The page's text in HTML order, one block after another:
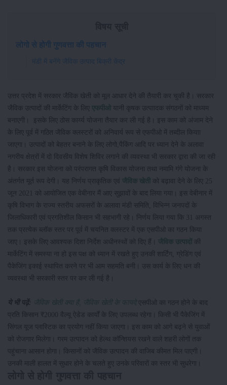
लोगो से होगी गुणवत्ता की पहचान
मंडी में बनेंगे जैविक उत्पाद बिक्री केंद्र
उत्तर प्रदेश में सरकार जैविक खेती को मूल आधार देने की तैयारी कर चुकी है। सरकार
जैविक उत्पादों की मार्केटिंग के लिए एफपीओ यानी कृषक उत्पाादक संगठनों को माध्यम
बनाएगी। इसके लिए ठोस कार्य्य योजना तैयार कर ली गई है। इस काम को अंजाम देने
के लिए पूर्व में गठित जैविक क्लस्टरों को अनिवार्य रूप से एफपीओ में तब्दील कियाा
जाएगा। उत्पादों को बेहतर बनाने के लिए लोगो,पैकिंग आदि पर ध्यान देने के अलावा
नगरीय क्षेत्रों में दो दिवसीय विशेष शिविर लगाने की व्यवस्था भी सरकार द्वारा की जा रही
है। सरकार इस योजना को परंपरागत कृषि विकास योजना तथा नमामि गंगे योजना के
अंतर्गत मूर्त रूप देगी। यह निर्णय प्राकृतिक एवं जैविक खेती
को बढ़ावा देने के लिए 25
जून 2021 को आयोजित एक वेबीनार मैं आए सुझावों के बाद लिया गया। इस वेबीनार में
कृषि विभाग के राज्य स्तरीय अफसरों के अलावा मंडी समिति, विभिन्न जनपदों के
जिलाधिकारी एवं प्रगतिशील किसान भी सहभागी रहे। निर्णय लिया गया कि 31 अगस्त
तक प्रत्येक ब्लॉक स्तर पर पूर्व में चयनित क्लस्टर में एक एसपीओ का गठन किया
जाए। इसके लिए आवश्यक दिशा निर्देश अधीनस्थों को दिए हैं। जैविक उत्पादों
की
मार्केटिंग में समस्या ना हो इस पक्ष को ध्यान में रखते हुए उनकी शार्टिंग, ग्रेडिंग एवं
पैकेजिंग इकाई स्थापित करने पर भी आम सहमति बनी। उस कार्य के लिए धन की
व्यवस्था भी सरकारी स्तर पर कर ली गई है।
ये भी पढ़ें: जैविक खेती क्या है, जैविक खेती के फायदे एसपीओ का गठन होने के बाद
प्रति किसान ₹2000 वैल्यू ऐडेड कार्यों के लिए उपलब्ध रहेगा। किसी भी पैकेजिंग में
सिंगल यूज प्लास्टिक का प्रयोग नहीं किया जाएगा। इस काम को आगे बढ़ने से युवाओं
को रोजगार मिलेगा। गरम उत्पादन को हेल्थ कॉन्शियस रखने वाले शहरी लोगों तक
पहुंचाना आसान होगा। किसानों को जैविक उत्पादन की वाजिब कीमत मिल पाएगी।
उनकी माली हालत में सुधार होने के चलते हुए उनके परिवारों का स्तर भी सुधरेगा।